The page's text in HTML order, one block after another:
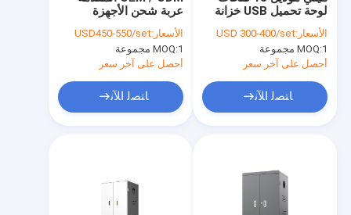
اتصل بنا
أخبار
خزانة شحن الجهاز اللوحي
عربة شحن الأجهزة
شحن الأجهزة اللوحية
الأسعار:USD450-550/set
MOQ:1 مجموعة
أحصل على آخر سعر
ﺎﺘﺼﻟ ﺍﻶﻧ
لوحة تحميل USB خزانة
شحن ذكية
الأسعار:USD 300-400/set
MOQ:1 مجموعة
أحصل على آخر سعر
ﺎﺘﺼﻟ ﺍﻶﻧ